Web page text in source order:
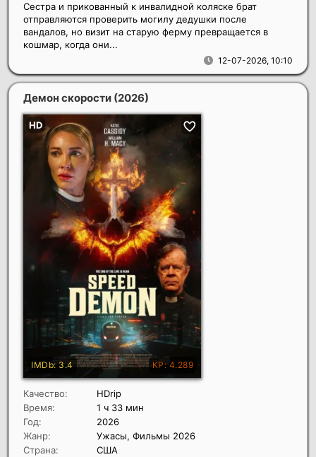
12-07-2026, 10:10
Сестра и прикованный к инвалидной коляске брат
отправляются проверить могилу дедушки после
вандалов, но визит на старую ферму превращается в
кошмар, когда они...
Демон скорости (2026)
Качество:
HDrip
Время:
1 ч 33 мин
Год:
2026
Жанр:
Ужасы, Фильмы 2026
Страна:
США